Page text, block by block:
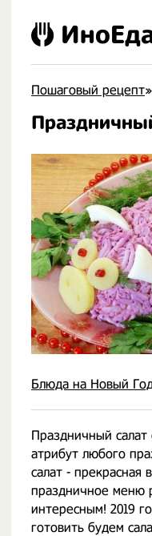
Пошаговый рецепт»
Блюда на Новый
Праздничный
атрибут любого
салат - прекрасная
праздничное меню
интересным! 2019
готовить будем